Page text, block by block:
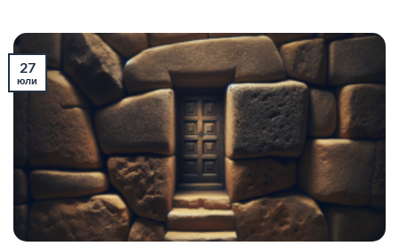
27
юли